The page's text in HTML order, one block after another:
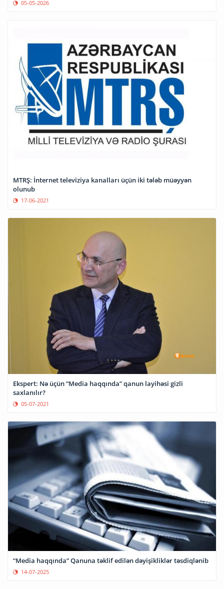
05-05-2026
MTRŞ: İnternet televiziya kanalları üçün iki tələb müəyyən
olunub
17-06-2021
Ekspert: Nə üçün “Media haqqında” qanun layihəsi gizli
saxlanılır?
05-07-2021
“Media haqqında” Qanuna təklif edilən dəyişikliklər təsdiqlənib
14-07-2025